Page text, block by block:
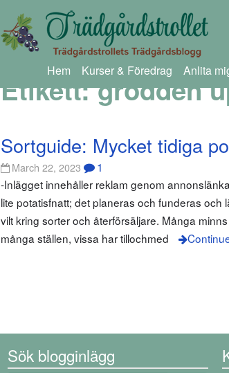
Hem Kurser & Föredrag Anlita
Etikett:grodden
Sortguide: Mycket tidiga
March 22, 2023 1
-Inlägget innehåller reklam genom
lite potatisfnatt; det planeras och funderas
vilt kring sorter och återförsäljare. Många
många ställen, vissa har tillochmed
Sök blogginlägg